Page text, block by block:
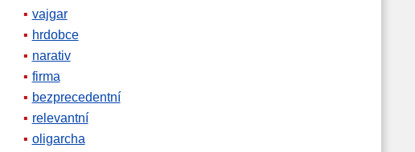
vajgar
hrdobce
narativ
firma
bezprecedentní
relevantní
oligarcha